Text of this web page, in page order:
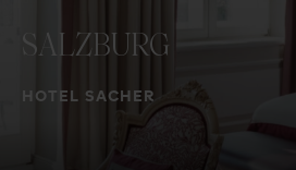
HOTEL SACHER
SALZBURG